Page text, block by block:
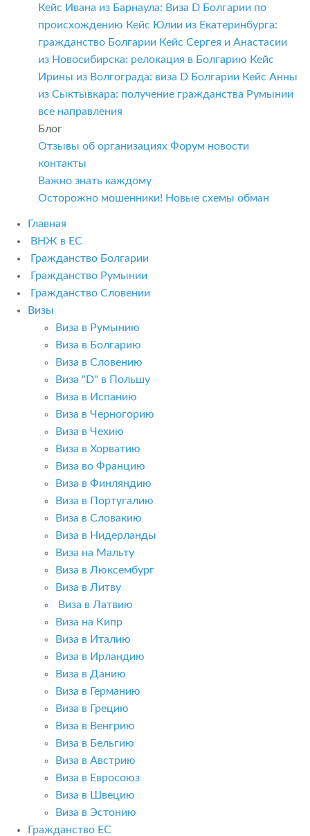
Кейс Ивана из Барнаула: Виза D Болгарии по
происхождению Кейс Юлии из Екатеринбурга:
гражданство Болгарии Кейс Сергея и Анастасии
из Новосибирска: релокация в Болгарию Кейс
Ирины из Волгограда: виза D Болгарии Кейс Анны
из Сыктывкара: получение гражданства Румынии
все направления
Блог
Отзывы об организациях Форум новости
контакты
Важно знать каждому
Осторожно мошенники! Новые схемы обман
Главная
ВНЖ в ЕС
Гражданство Болгарии
Гражданство Румынии
Гражданство Словении
Визы
Виза в Румынию
Виза в Болгарию
Виза в Словению
Виза "D" в Польшу
Виза в Испанию
Виза в Черногорию
Виза в Чехию
Виза в Хорватию
Виза во Францию
Виза в Финляндию
Виза в Португалию
Виза в Словакию
Виза в Нидерланды
Виза на Мальту
Виза в Люксембург
Виза в Литву
Виза в Латвию
Виза на Кипр
Виза в Италию
Виза в Ирландию
Виза в Данию
Виза в Германию
Виза в Грецию
Виза в Венгрию
Виза в Бельгию
Виза в Австрию
Виза в Евросоюз
Виза в Швецию
Виза в Эстонию
Гражданство ЕС